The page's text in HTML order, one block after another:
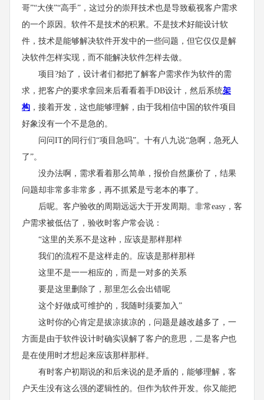
哥”“大侠”“高手”，这过分的崇拜技术也是导致藐视客户需求
的一个原因。软件不是技术的积累。不是技术好能设计软
件，技术是能够解决软件开发中的一些问题，但它仅仅是解
决软件怎样实现，而不能解决软件怎样去做。
项目?始了，设计者们都把了解客户需求作为软件的需
求，把客户的要求拿回来后看看着手DB设计，然后系统架
构 ，接着开发，这也能够理解，由于我相信中国的软件项目
好象没有一个不是急的。
问问IT的同行们“项目急吗”。十有八九说“急啊，急死人
了”。
没办法啊，需求看着那么简单，报价自然廉价了，结果
问题却非常多非常多，再不抓紧是亏老本的事了。
后呢。客户验收的周期远远大于开发周期。非常easy，客
户需求被低估了，验收时客户常会说：
“这里的关系不是这种，应该是那样那样
我们的流程不是这样走的。应该是那样那样
这里不是一一相应的，而是一对多的关系
要是这里删除了，那里怎么会出错呢
这个好做成可维护的，我随时须要加入”
这时你的心肯定是拔凉拔凉的，问题是越改越多了，一
方面是由于软件设计时确实误解了客户的意思，二是客户也
是在使用时才想起来应该那样那样。
有时客户初期说的和后来说的是矛盾的，能够理解，客
户天生没有这么强的逻辑性的。但作为软件开发。你又能把